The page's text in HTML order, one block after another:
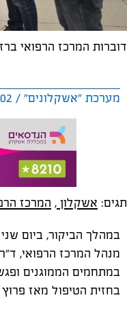
דוברות המרכז הרפואי
מערכת "אשקלונים" / 15:02 04.03.26
תגים: אשקלון , המרכז
מנהל המרכז הרפואי,
במתחמים הממוגנים
בחזית הטיפול מאז